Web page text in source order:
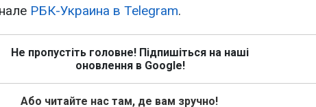
РБК-Украина в Telegram.
Не пропустіть головне! Підпишіться на наші
оновлення в Google!
Або читайте нас там, де вам зручно!